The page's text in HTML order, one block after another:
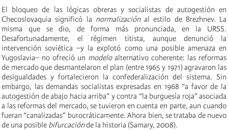
El bloqueo de las lógicas obreras y socialistas de autogestión en
Checoslovaquia significó la normalización al estilo de Brezhnev. La
misma que se dio, de forma más pronunciada, en la URSS.
Desafortunadamente, el régimen titista, aunque denunció la
intervención soviética –y la explotó como una posible amenaza en
Yugoslavia– no ofreció un modeloalternativo coherente: las reformas
de mercado que desmantelaron el plan (entre 1965 y 1971) agravaron las
desigualdades y fortalecieron la confederalización del sistema. Sin
embargo, las demandas socialistas expresadas en 1968 “a favor de la
autogestión de abajo hacia arriba” y contra “la burguesía roja” asociada
a las reformas del mercado, se tuvieron en cuenta en parte, aun cuando
fueran “canalizadas” burocráticamente. Ahora bien, se trataba de nuevo
de una posible bifurcaciónde la historia (Samary, 2008).